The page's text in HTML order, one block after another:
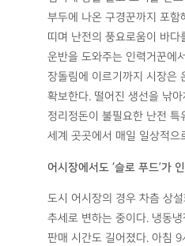
부두에 나온 구경꾼까지 포함
띠며 난전의 풍요로움이 바다
운반을 도와주는 인력거꾼에
장돌림에 이르기까지 시장은
확보한다. 떨어진 생선을 낚
정리정돈이 불필요한 난전 특
세계 곳곳에서 매일 일상적으
어시장에서도 ‘슬로 푸드’가 인
도시 어시장의 경우 차츰 상
추세로 변하는 중이다. 냉동
판매 시간도 길어졌다. 아침 9